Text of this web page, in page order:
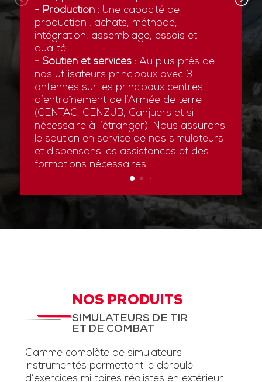
- Production :Une capacité de
production : achats, méthode,
intégration, assemblage, essais et
qualité.
- Soutien et services :Au plus près de
nos utilisateurs principaux avec 3
antennes sur les principaux centres
d’entraînement de l’Armée de terre
(CENTAC, CENZUB, Canjuers et si
nécessaire à l’étranger). Nous assurons
le soutien en service de nos simulateurs
et dispensons les assistances et des
formations nécessaires.
NOS PRODUITS
SIMULATEURS DE TIR
ET DE COMBAT
Gamme complète de simulateurs
instrumentés permettant le déroulé
d’exercices militaires réalistes en extérieur